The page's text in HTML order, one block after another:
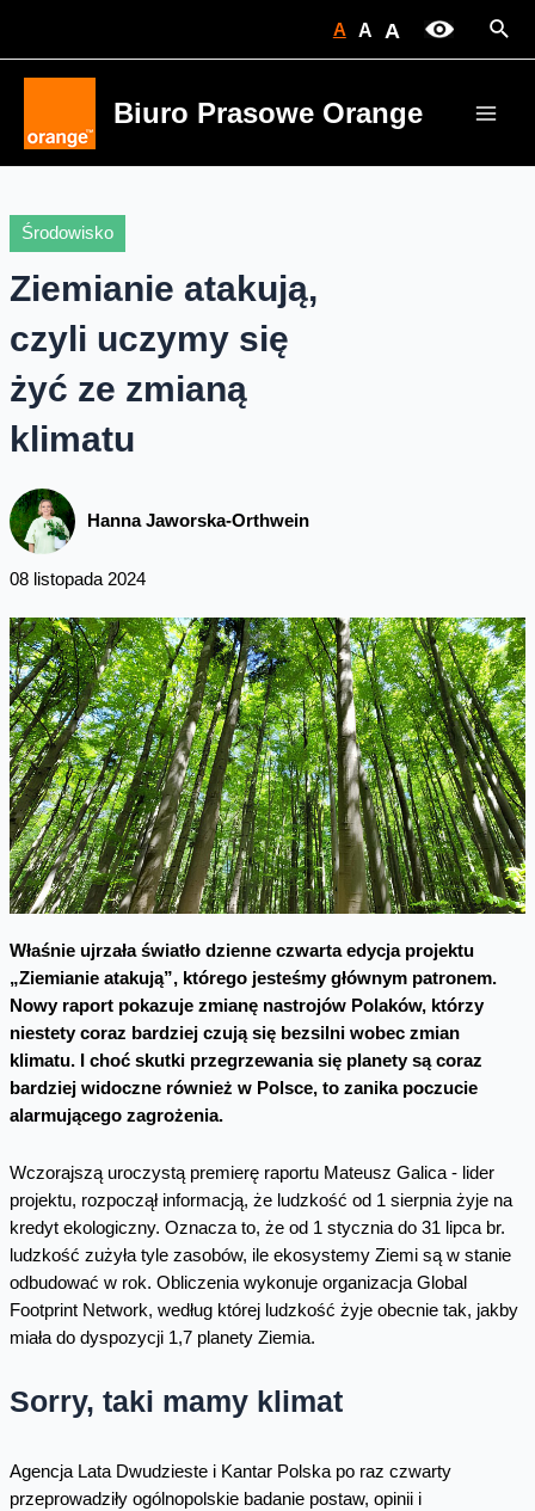
A A A
Biuro Prasowe Orange
Środowisko
Ziemianie atakują,
czyli uczymy się
żyć ze zmianą
klimatu
Hanna Jaworska-Orthwein
08 listopada 2024
Właśnie ujrzała światło dzienne czwarta edycja projektu
„Ziemianie atakują”, którego jesteśmy głównym patronem.
Nowy raport pokazuje zmianę nastrojów Polaków, którzy
niestety coraz bardziej czują się bezsilni wobec zmian
klimatu. I choć skutki przegrzewania się planety są coraz
bardziej widoczne również w Polsce, to zanika poczucie
alarmującego zagrożenia.
Wczorajszą uroczystą premierę raportu Mateusz Galica - lider
projektu, rozpoczął informacją, że ludzkość od 1 sierpnia żyje na
kredyt ekologiczny. Oznacza to, że od 1 stycznia do 31 lipca br.
ludzkość zużyła tyle zasobów, ile ekosystemy Ziemi są w stanie
odbudować w rok. Obliczenia wykonuje organizacja Global
Footprint Network, według której ludzkość żyje obecnie tak, jakby
miała do dyspozycji 1,7 planety Ziemia.
Sorry, taki mamy klimat
Agencja Lata Dwudzieste i Kantar Polska po raz czwarty
przeprowadziły ogólnopolskie badanie postaw, opinii i